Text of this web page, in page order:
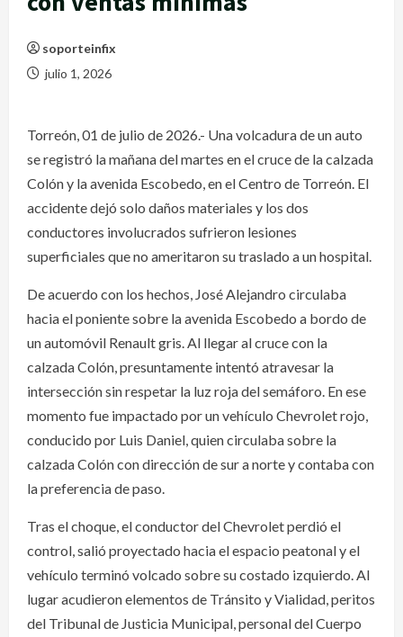
soporteinfix
julio 1, 2026
Torreón, 01 de julio de 2026.- Una volcadura de un auto
se registró la mañana del martes en el cruce de la calzada
Colón y la avenida Escobedo, en el Centro de Torreón. El
accidente dejó solo daños materiales y los dos
conductores involucrados sufrieron lesiones
superficiales que no ameritaron su traslado a un hospital.
De acuerdo con los hechos, José Alejandro circulaba
hacia el poniente sobre la avenida Escobedo a bordo de
un automóvil Renault gris. Al llegar al cruce con la
calzada Colón, presuntamente intentó atravesar la
intersección sin respetar la luz roja del semáforo. En ese
momento fue impactado por un vehículo Chevrolet rojo,
conducido por Luis Daniel, quien circulaba sobre la
calzada Colón con dirección de sur a norte y contaba con
la preferencia de paso.
Tras el choque, el conductor del Chevrolet perdió el
control, salió proyectado hacia el espacio peatonal y el
vehículo terminó volcado sobre su costado izquierdo. Al
lugar acudieron elementos de Tránsito y Vialidad, peritos
del Tribunal de Justicia Municipal, personal del Cuerpo